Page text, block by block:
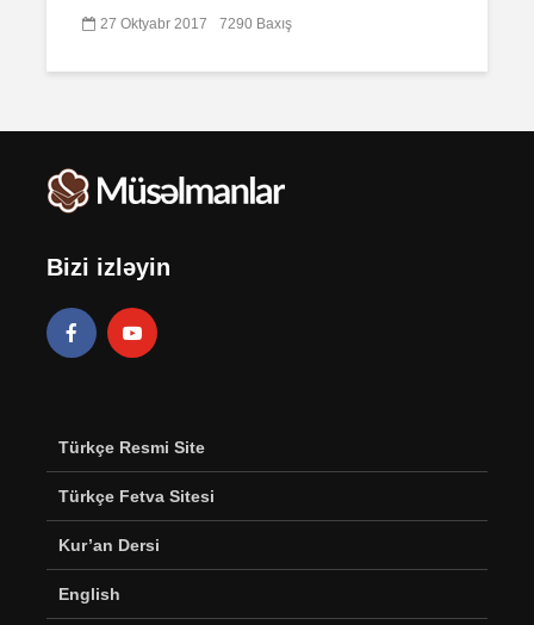
27 Oktyabr 2017 7290 Baxış
Bizi izləyin
Türkçe Resmi Site
Türkçe Fetva Sitesi
Kur’an Dersi
English